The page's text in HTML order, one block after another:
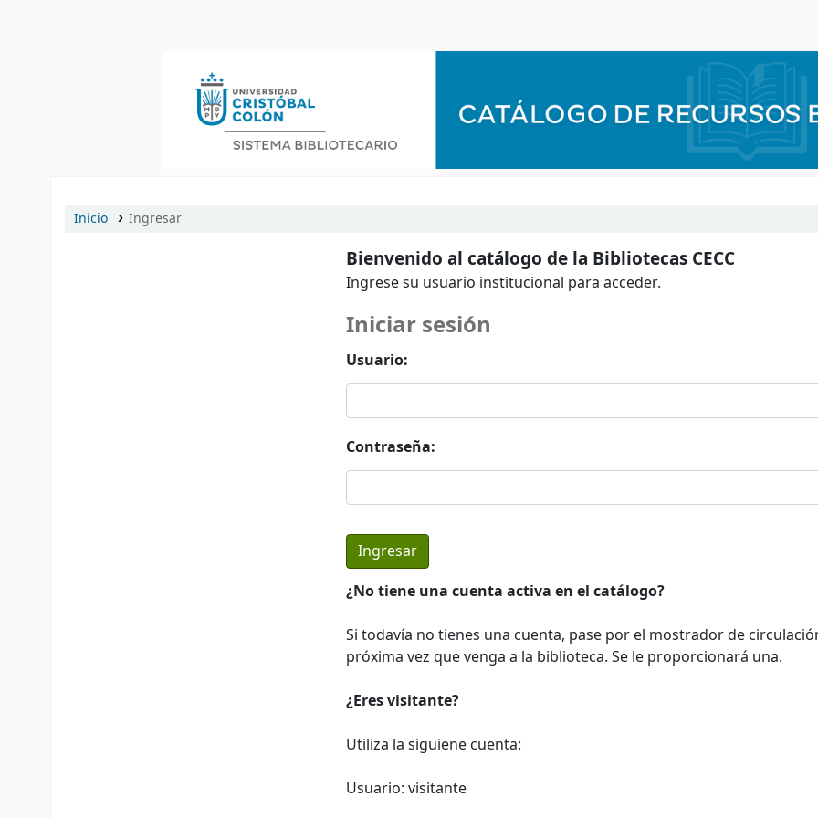
Inicio Ingresar
Bienvenido al catálogo de la Bibliotecas CECC
Ingrese su usuario institucional para acceder.
Iniciar sesión
Usuario:
Contraseña:
¿No tiene una cuenta activa en el catálogo?
Si todavía no tienes una cuenta, pase por el mostrador de
próxima vez que venga a la biblioteca. Se le proporcionará una.
¿Eres visitante?
Utiliza la siguiene cuenta:
Usuario: visitante